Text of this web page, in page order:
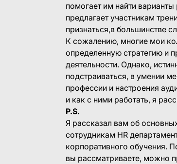
помогает им найти
предлагает участникам
признаться,в большинстве
К сожалению, многие мои
определенную стратегию и
деятельности. Однако,
подстраиваться, в умении
профессии и настроения
и как с ними работать, я
P.S.
Я рассказал вам об
сотрудникам HR
корпоративного обучения.
вы рассматриваете, можно